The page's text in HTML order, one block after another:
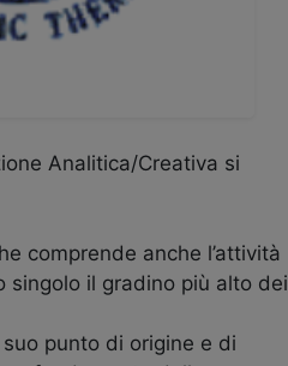
Analitica/Creativa si
comprende anche l’attività
singolo il gradino più alto dei
punto di origine e di